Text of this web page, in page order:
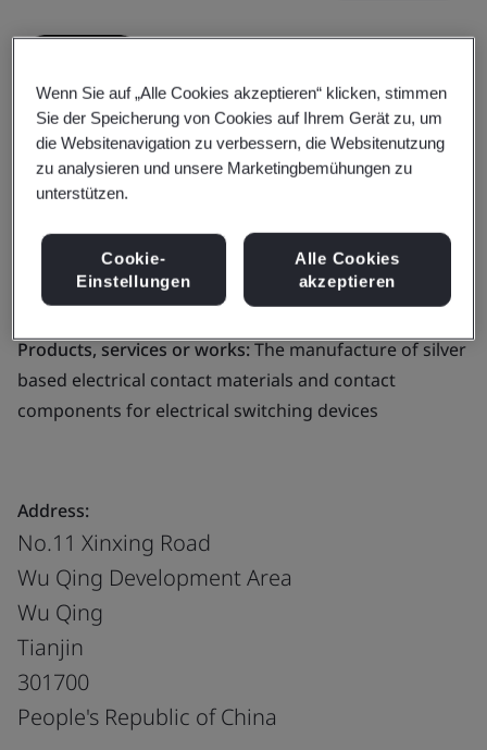
Doduco (China) Co., Ltd.
Business scope:The manufacture of silver based
electrical contact materials and contact components
for electrical switching devices
Products, services or works:The manufacture of silver
based electrical contact materials and contact
components for electrical switching devices
Address:
No.11 Xinxing Road
Wu Qing Development Area
Wu Qing
Tianjin
301700
People's Republic of China
Wenn Sie auf „Alle Cookies akzeptieren“ klicken, stimmen
Sie der Speicherung von Cookies auf Ihrem Gerät zu, um
die Websitenavigation zu verbessern, die Websitenutzung
zu analysieren und unsere Marketingbemühungen zu
unterstützen.
Cookie-
Einstellungen
Alle Cookies
akzeptieren